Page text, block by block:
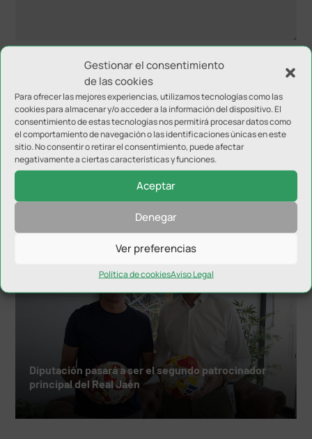
Gestionar el consentimiento
de las cookies
Para ofrecer las mejores experiencias, utilizamos tecnologías como las
cookies para almacenar y/o acceder a la información del dispositivo. El
consentimiento de estas tecnologías nos permitirá procesar datos como
el comportamiento de navegación o las identificaciones únicas en este
sitio. No consentir o retirar el consentimiento, puede afectar
negativamente a ciertas características y funciones.
Aceptar
Denegar
Ver preferencias
Política de cookiesAviso Legal
NOTICIAS RELACIONADAS
Diputación pasará a ser el segundo patrocinador
principal del Real Jaén